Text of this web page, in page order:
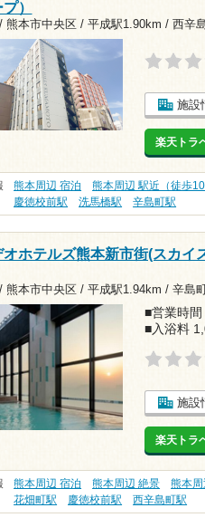
）
熊本市中央区 / 平成駅1.90km / 西辛
施設
楽天トラ
熊本周辺 宿泊 熊本周辺 駅近（徒歩10
慶徳校前駅
洗馬橋駅 辛島町駅
オホテルズ熊本新市街(スカイ
熊本市中央区 / 平成駅1.94km / 辛島
■営業時
■入浴料
施設
楽天トラ
熊本周辺 宿泊 熊本周辺 絶景 熊本
花畑町駅
慶徳校前駅 西辛島町駅